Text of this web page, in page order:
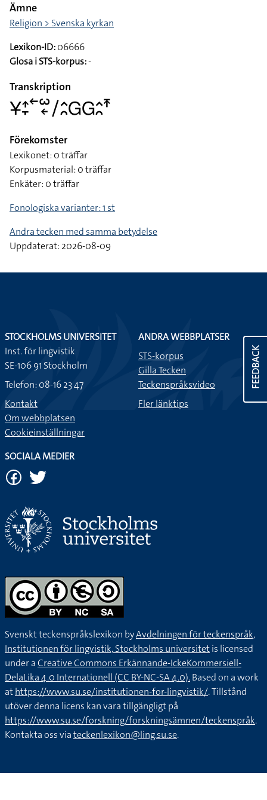
Ämne
Religion > Svenska kyrkan
Lexikon-ID:06666
Glosa i STS-korpus:-
Transkription
􌥃􌤴􌥙􌥢􌥱􌦈􌥠􌤵􌥘􌤦􌤦􌤵􌥘􌥵
Förekomster
Lexikonet: 0 träffar
Korpusmaterial: 0 träffar
Enkäter: 0 träffar
Fonologiska varianter: 1 st
Andra tecken med samma betydelse
Uppdaterat: 2026-08-09
FEEDBACK
STOCKHOLMS UNIVERSITET
Inst. för lingvistik
SE-106 91 Stockholm
Telefon: 08-16 23 47
Kontakt
Om webbplatsen
Cookieinställningar
ANDRA WEBBPLATSER
STS-korpus
Gilla Tecken
Teckenspråksvideo
Fler länktips
SOCIALA MEDIER
Svenskt teckenspråkslexikon byAvdelningen för teckenspråk,
Institutionen för lingvistik, Stockholms universitetis licensed
under aCreative Commons Erkännande-IckeKommersiell-
DelaLika 4.0 Internationell (CC BY-NC-SA 4.0).Based on a work
athttps://www.su.se/institutionen-for-lingvistik/. Tillstånd
utöver denna licens kan vara tillgängligt på
https://www.su.se/forskning/forskningsämnen/teckenspråk.
Kontakta oss viateckenlexikon@ling.su.se.